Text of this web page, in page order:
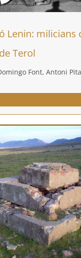
Lenin: milicians
Terol
Font, Antoni